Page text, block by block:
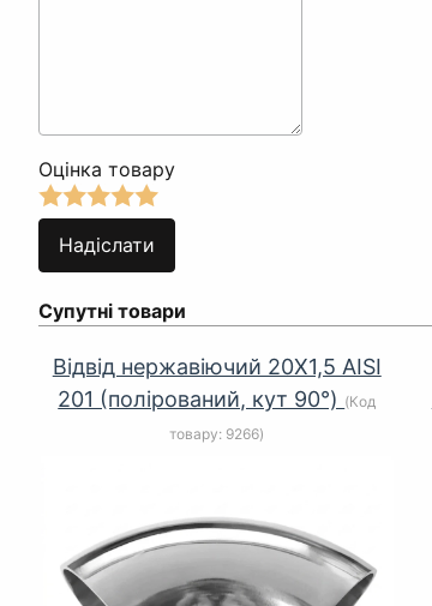
Оцінка товару
Супутні товари
Відвід нержавіючий 20Х1,5 AISI
201 (полірований, кут 90°) (Код
товару: 9266)